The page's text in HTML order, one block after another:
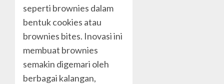
seperti brownies dalam
bentuk cookies atau
brownies bites. Inovasi ini
membuat brownies
semakin digemari oleh
berbagai kalangan,